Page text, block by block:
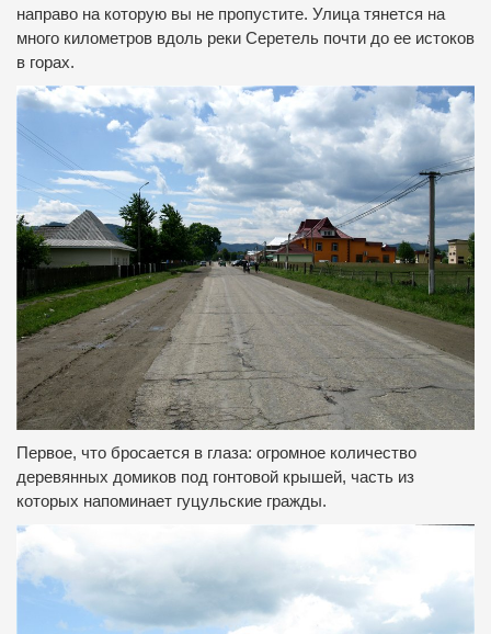
направо на которую вы не пропустите. Улица тянется на
много километров вдоль реки Серетель почти до ее истоков
в горах.
Первое, что бросается в глаза: огромное количество
деревянных домиков под гонтовой крышей, часть из
которых напоминает гуцульские гражды.